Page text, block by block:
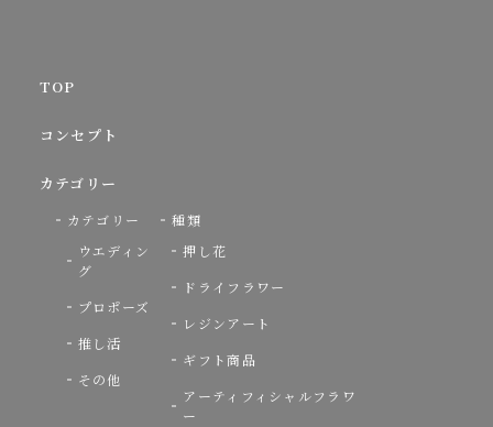
TOP
コンセプト
カテゴリー
カテゴリー
ウエディン
グ
プロポーズ
推し活
その他
種類
押し花
ドライフラワー
レジンアート
ギフト商品
アーティフィシャルフラワ
ー